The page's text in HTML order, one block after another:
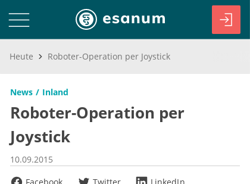
Heute Roboter-Operation per Joystick
News Inland
Roboter-Operation per
Joystick
10.09.2015